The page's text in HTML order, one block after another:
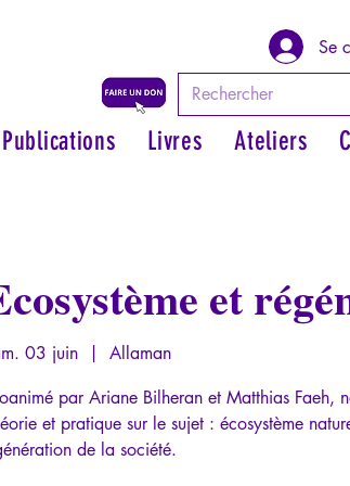
Se
Publications Livres Ateliers
et
03 juin
Allaman
par Ariane Bilheran et Matthias Faeh,
et pratique sur le sujet : écosystème
de la société.